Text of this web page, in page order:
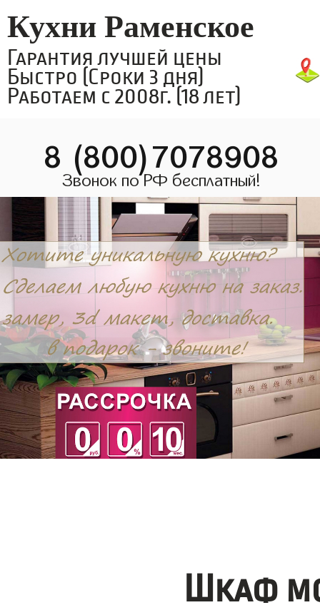
Кухни Раменское
Гарантия лучшей цены
Быстро (Сроки 3 дня)
Работаем с 2008г. (18 лет)
8 (800)7078908
Звонок по РФ бесплатный!
Шкаф